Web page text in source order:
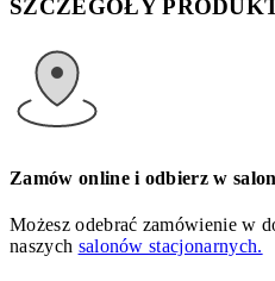
SZCZEGÓŁY
Zamów online i odbierz w
Możesz odebrać zamówienie w
naszych salonów stacjonarnych.